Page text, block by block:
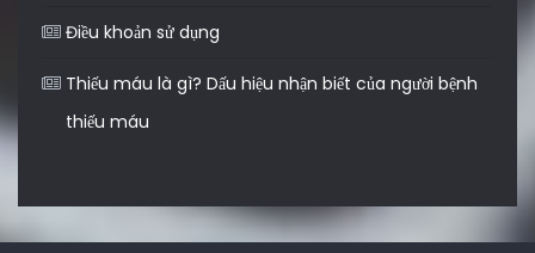
Điều khoản sử dụng
Thiếu máu là gì? Dấu hiệu nhận biết của người bệnh
thiếu máu